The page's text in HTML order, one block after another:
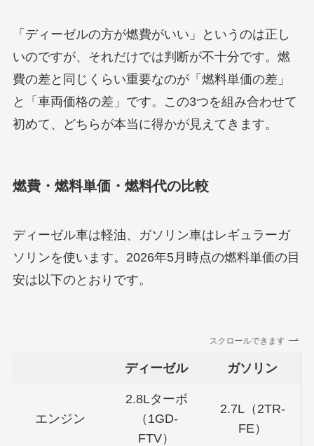
「ディーゼルの方が燃費がいい」というのは正し
いのですが、それだけでは判断が不十分です。燃
費の差と同じくらい重要なのが「燃料単価の差」
と「車両価格の差」です。この3つを組み合わせて
初めて、どちらが本当に得かが見えてきます。
燃費・燃料単価・燃料代の比較
ディーゼル車は軽油、ガソリン車はレギュラーガ
ソリンを使います。2026年5月時点の燃料単価の目
安は以下のとおりです。
スクロールできます
ディーゼル ガソリン
エンジン
2.8Lターボ
（1GD-
FTV）
2.7L（2TR-
FE）